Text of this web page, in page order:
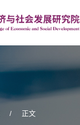
/ 正文